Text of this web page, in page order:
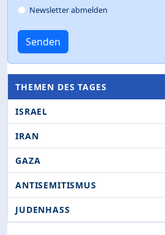
Newsletter abmelden
Senden
THEMEN DES TAGES
ISRAEL
IRAN
GAZA
ANTISEMITISMUS
JUDENHASS